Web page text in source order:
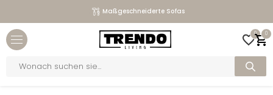
Maßgeschneiderte Sofas
0 0
search